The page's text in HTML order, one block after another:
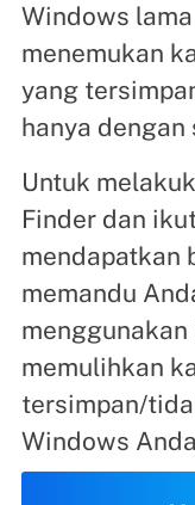
Windows
menemukan
yang
hanya dengan
Untuk
Finder dan
mendapatkan
memandu
menggunakan
memulihkan
tersimpan/
Windows